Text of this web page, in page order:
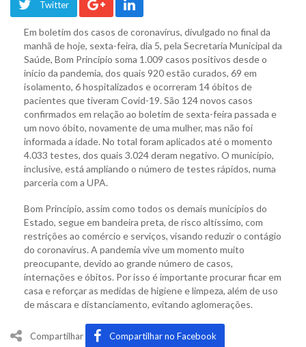
Twitter
Em boletim dos casos de coronavírus, divulgado no final da
manhã de hoje, sexta-feira, dia 5, pela Secretaria Municipal da
Saúde, Bom Princípio soma 1.009 casos positivos desde o
início da pandemia, dos quais 920 estão curados, 69 em
isolamento, 6 hospitalizados e ocorreram 14 óbitos de
pacientes que tiveram Covid-19. São 124 novos casos
confirmados em relação ao boletim de sexta-feira passada e
um novo óbito, novamente de uma mulher, mas não foi
informada a idade. No total foram aplicados até o momento
4.033 testes, dos quais 3.024 deram negativo. O município,
inclusive, está ampliando o número de testes rápidos, numa
parceria com a UPA.
Bom Princípio, assim como todos os demais municípios do
Estado, segue em bandeira preta, de risco altíssimo, com
restrições ao comércio e serviços, visando reduzir o contágio
do coronavírus. A pandemia vive um momento muito
preocupante, devido ao grande número de casos,
internações e óbitos. Por isso é importante procurar ficar em
casa e reforçar as medidas de higiene e limpeza, além de uso
de máscara e distanciamento, evitando aglomerações.
Compartilhar Compartilhar no Facebook